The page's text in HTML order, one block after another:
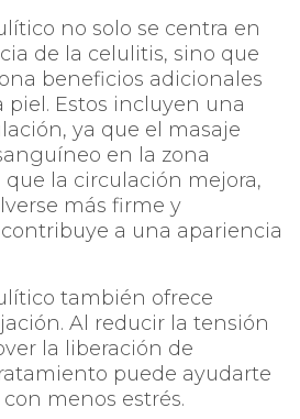
no solo se centra en
de la celulitis, sino que
beneficios adicionales
piel. Estos incluyen una
ya que el masaje
en la zona
la circulación mejora,
más firme y
a una apariencia
también ofrece
Al reducir la tensión
la liberación de
puede ayudarte
menos estrés.